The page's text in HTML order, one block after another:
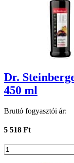
Dr.
450 ml
Bruttó fogyasztói ár:
5 518 Ft